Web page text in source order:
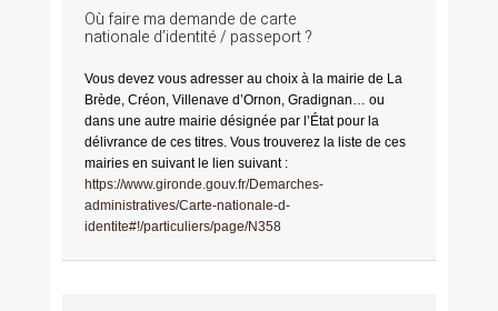
Où faire ma demande de carte
nationale d’identité / passeport ?
Vous devez vous adresser au choix à la mairie de La
Brède, Créon, Villenave d’Ornon, Gradignan… ou
dans une autre mairie désignée par l’État pour la
délivrance de ces titres. Vous trouverez la liste de ces
mairies en suivant le lien suivant :
https://www.gironde.gouv.fr/Demarches-
administratives/Carte-nationale-d-
identite#!/particuliers/page/N358